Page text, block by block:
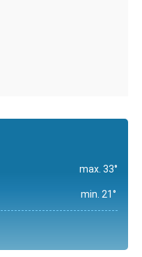
max. 33°
min. 21°